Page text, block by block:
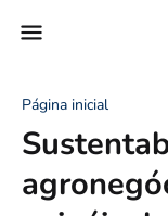
Página inicial